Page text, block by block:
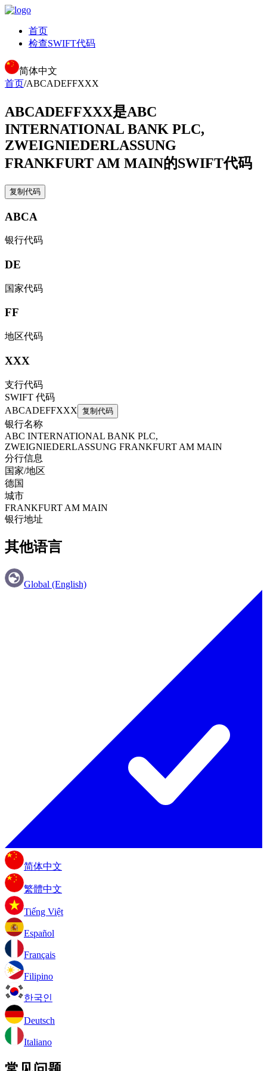
首页
检查SWIFT代码
简体中文
首页/ABCADEFFXXX
ABCADEFFXXX是ABC
INTERNATIONAL BANK PLC,
ZWEIGNIEDERLASSUNG
FRANKFURT AM MAIN的SWIFT代码
复制代码
ABCA
银行代码
DE
国家代码
FF
地区代码
XXX
支行代码
SWIFT 代码
ABCADEFFXXX 复制代码
银行名称
ABC INTERNATIONAL BANK PLC,
ZWEIGNIEDERLASSUNG FRANKFURT AM MAIN
分行信息
国家/地区
德国
城市
FRANKFURT AM MAIN
银行地址
其他语言
Global (English)
简体中文
繁體中文
Tiếng Việt
Español
Français
Filipino
한국인
Deutsch
Italiano